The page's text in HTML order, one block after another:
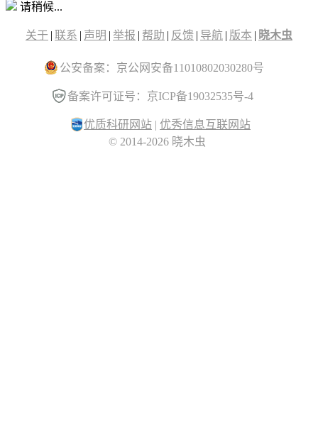
请稍候...
关于 | 联系 | 声明 | 举报 | 帮助 | 反馈 | 导航 | 版本 | 晓木虫
公安备案：京公网安备11010802030280号
备案许可证号：京ICP备19032535号-4
优质科研网站 | 优秀信息互联网站
© 2014-2026 晓木虫